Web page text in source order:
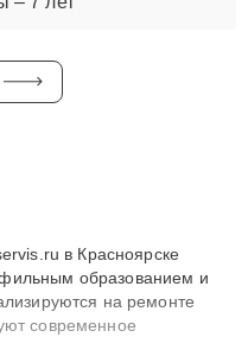
в Красноярске
образованием и
на ремонте
современное